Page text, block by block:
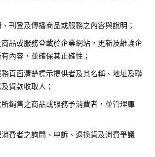
刊登及傳播商品或服務之內容與說明；
品或服務登載於企業網站，更新及維護企
內容，並確保其正確性；
頁面清楚標示提供者及其名稱、地址及聯
貨款收取人；
銷售之商品或服務予消費者，並管理庫
費者之詢問、申訴、退換貨及消費爭議